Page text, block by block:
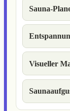
Sauna-
Visueller